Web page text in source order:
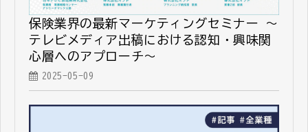
保険業界の最新マーケティングセミナー ～
テレビメディア出稿における認知・興味関
心層へのアプローチ～
2025-05-09